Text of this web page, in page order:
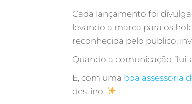
Cada lançamento foi
levando a marca para os
reconhecida pelo público,
Quando a comunicação flui,
E, com uma boa assessoria
destino.